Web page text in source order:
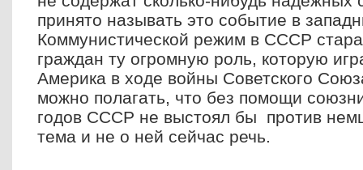
принято называть это событие в
Коммунистической режим в СССР
граждан ту огромную роль, которую
Америка в ходе войны Советского
можно полагать, что без помощи
годов СССР не выстоял бы против
тема и не о ней сейчас речь.